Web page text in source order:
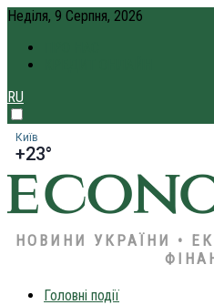
Неділя, 9 Серпня, 2026
RU
Київ
+23°
НОВИНИ УКРАЇНИ •
Головні події